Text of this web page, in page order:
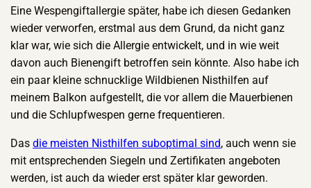
Eine Wespengiftallergie später, habe ich diesen Gedanken
wieder verworfen, erstmal aus dem Grund, da nicht ganz
klar war, wie sich die Allergie entwickelt, und in wie weit
davon auch Bienengift betroffen sein könnte. Also habe ich
ein paar kleine schnucklige Wildbienen Nisthilfen auf
meinem Balkon aufgestellt, die vor allem die Mauerbienen
und die Schlupfwespen gerne frequentieren.
Dasdie meisten Nisthilfen suboptimal sind, auch wenn sie
mit entsprechenden Siegeln und Zertifikaten angeboten
werden, ist auch da wieder erst später klar geworden.